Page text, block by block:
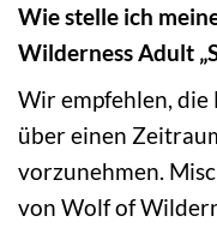
Wie stelle ich
Wilderness Adult
Wir empfehlen,
über einen
vorzunehmen.
von Wolf of